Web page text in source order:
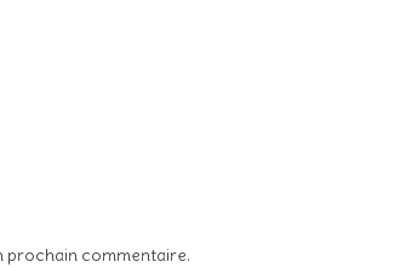
prochain commentaire.